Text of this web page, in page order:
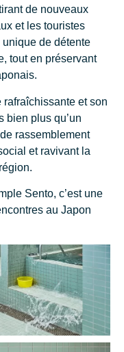
de nouveaux
et les touristes
de détente
tout en préservant
rafraîchissante et son
bien plus qu’un
rassemblement
et ravivant la
Sento, c’est une
au Japon